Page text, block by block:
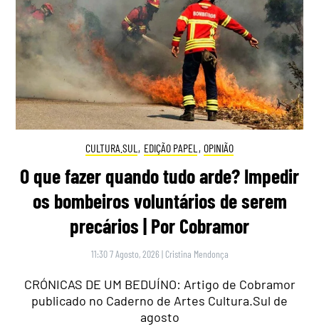
CULTURA.SUL , EDIÇÃO PAPEL , OPINIÃO
O que fazer quando tudo arde? Impedir
os bombeiros voluntários de serem
precários | Por Cobramor
11:30 7 Agosto, 2026 | Cristina Mendonça
CRÓNICAS DE UM BEDUÍNO: Artigo de Cobramor
publicado no Caderno de Artes Cultura.Sul de
agosto